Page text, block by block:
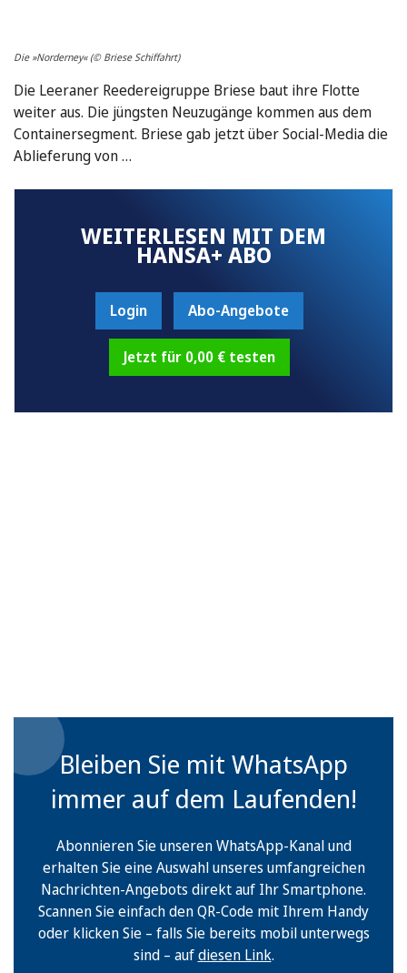
Die »Norderney« (© Briese Schiffahrt)
Die Leeraner Reedereigruppe Briese baut ihre Flotte
weiter aus. Die jüngsten Neuzugänge kommen aus dem
Containersegment. Briese gab jetzt über Social-Media die
Ablieferung von …
WEITERLESEN MIT DEM
HANSA+ ABO
Login Abo-Angebote
Jetzt für 0,00 € testen
Bleiben Sie mit WhatsApp
immer auf dem Laufenden!
Abonnieren Sie unseren WhatsApp-Kanal und
erhalten Sie eine Auswahl unseres umfangreichen
Nachrichten-Angebots direkt auf Ihr Smartphone.
Scannen Sie einfach den QR-Code mit Ihrem Handy
oder klicken Sie – falls Sie bereits mobil unterwegs
sind – aufdiesen Link.